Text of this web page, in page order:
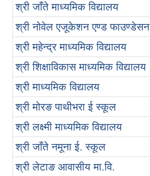
श्री जाँते माध्यमिक विद्यालय
श्री नोवेल एजूकेशन एण्ड फाउण्डेसन
श्री महेन्द्र माध्यमिक विद्यालय
श्री शिक्षाविकास माध्यमिक विद्यालय
श्री माध्यमिक विद्यालय
श्री मोरङ पाथीभरा ई स्कूल
श्री लक्ष्मी माध्यमिक विद्यालय
श्री जाँते नमूना ई. स्कूल
श्री लेटाङ आवासीय मा.वि.